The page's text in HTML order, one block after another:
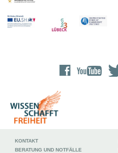
KONTAKT
BERATUNG UND NOTFÄLLE